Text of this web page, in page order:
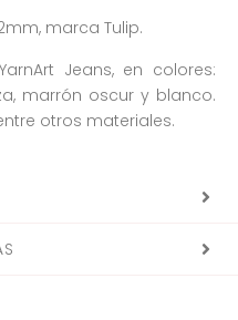
marca Tulip.
Jeans, en colores:
marrón oscur y blanco.
otros materiales.